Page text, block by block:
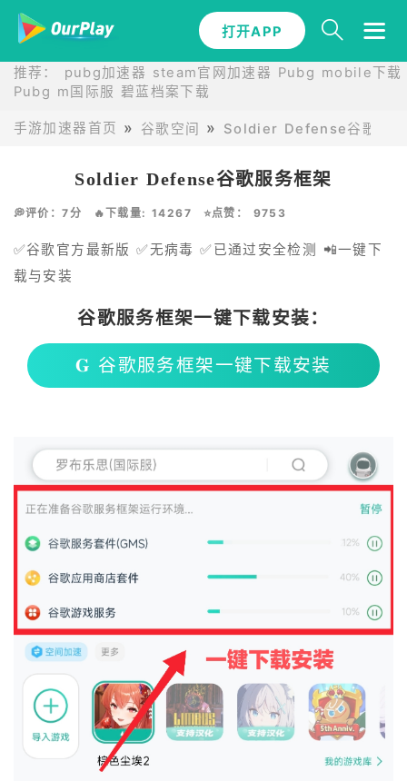
打开APP
推荐： pubg加速器 steam官网加速器 Pubg mobile下载
Pubg m国际服 碧蓝档案下载
手游加速器首页 谷歌空间 Soldier Defense谷歌账号
Soldier Defense谷歌服务框架
💭评价：7分 🔥下载量: 14267 ⭐点赞： 9753
✅谷歌官方最新版 ✅无病毒 ✅已通过安全检测 📲一键下
载与安装
谷歌服务框架一键下载安装：
𝐆 谷歌服务框架一键下载安装